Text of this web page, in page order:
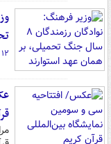
۱۲ اسفند ۰۴ - ۰۹:۰۷